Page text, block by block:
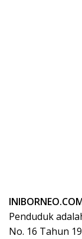
Penduduk
No. 16 Tahun